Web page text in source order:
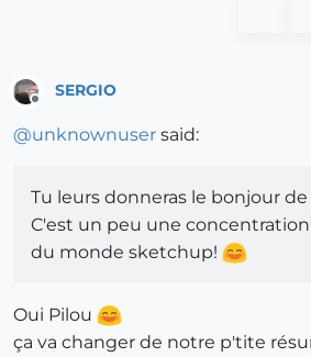
SERGIO
@unknownuser said:
Tu leurs donneras le bonjour
C'est un peu une
du monde sketchup!
Oui Pilou
ça va changer de notre p'tite